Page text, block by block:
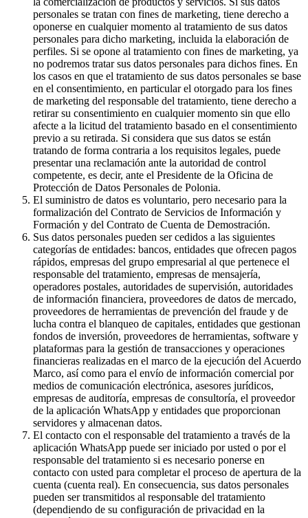
personales se tratan con fines de marketing, tiene derecho a
oponerse en cualquier momento al tratamiento de sus datos
personales para dicho marketing, incluida la elaboración de
perfiles. Si se opone al tratamiento con fines de marketing, ya
no podremos tratar sus datos personales para dichos fines. En
los casos en que el tratamiento de sus datos personales se base
en el consentimiento, en particular el otorgado para los fines
de marketing del responsable del tratamiento, tiene derecho a
retirar su consentimiento en cualquier momento sin que ello
afecte a la licitud del tratamiento basado en el consentimiento
previo a su retirada. Si considera que sus datos se están
tratando de forma contraria a los requisitos legales, puede
presentar una reclamación ante la autoridad de control
competente, es decir, ante el Presidente de la Oficina de
Protección de Datos Personales de Polonia.
El suministro de datos es voluntario, pero necesario para la
formalización del Contrato de Servicios de Información y
Formación y del Contrato de Cuenta de Demostración.
Sus datos personales pueden ser cedidos a las siguientes
categorías de entidades: bancos, entidades que ofrecen pagos
rápidos, empresas del grupo empresarial al que pertenece el
responsable del tratamiento, empresas de mensajería,
operadores postales, autoridades de supervisión, autoridades
de información financiera, proveedores de datos de mercado,
proveedores de herramientas de prevención del fraude y de
lucha contra el blanqueo de capitales, entidades que gestionan
fondos de inversión, proveedores de herramientas, software y
plataformas para la gestión de transacciones y operaciones
financieras realizadas en el marco de la ejecución del Acuerdo
Marco, así como para el envío de información comercial por
medios de comunicación electrónica, asesores jurídicos,
empresas de auditoría, empresas de consultoría, el proveedor
de la aplicación WhatsApp y entidades que proporcionan
servidores y almacenan datos.
El contacto con el responsable del tratamiento a través de la
aplicación WhatsApp puede ser iniciado por usted o por el
responsable del tratamiento si es necesario ponerse en
contacto con usted para completar el proceso de apertura de la
cuenta (cuenta real). En consecuencia, sus datos personales
pueden ser transmitidos al responsable del tratamiento
(dependiendo de su configuración de privacidad en la